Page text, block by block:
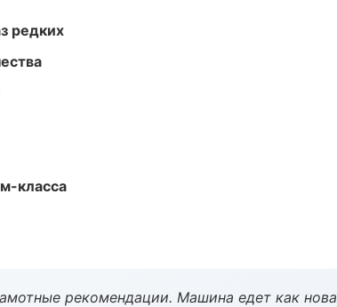
редких
класса
рекомендации. Машина едет как